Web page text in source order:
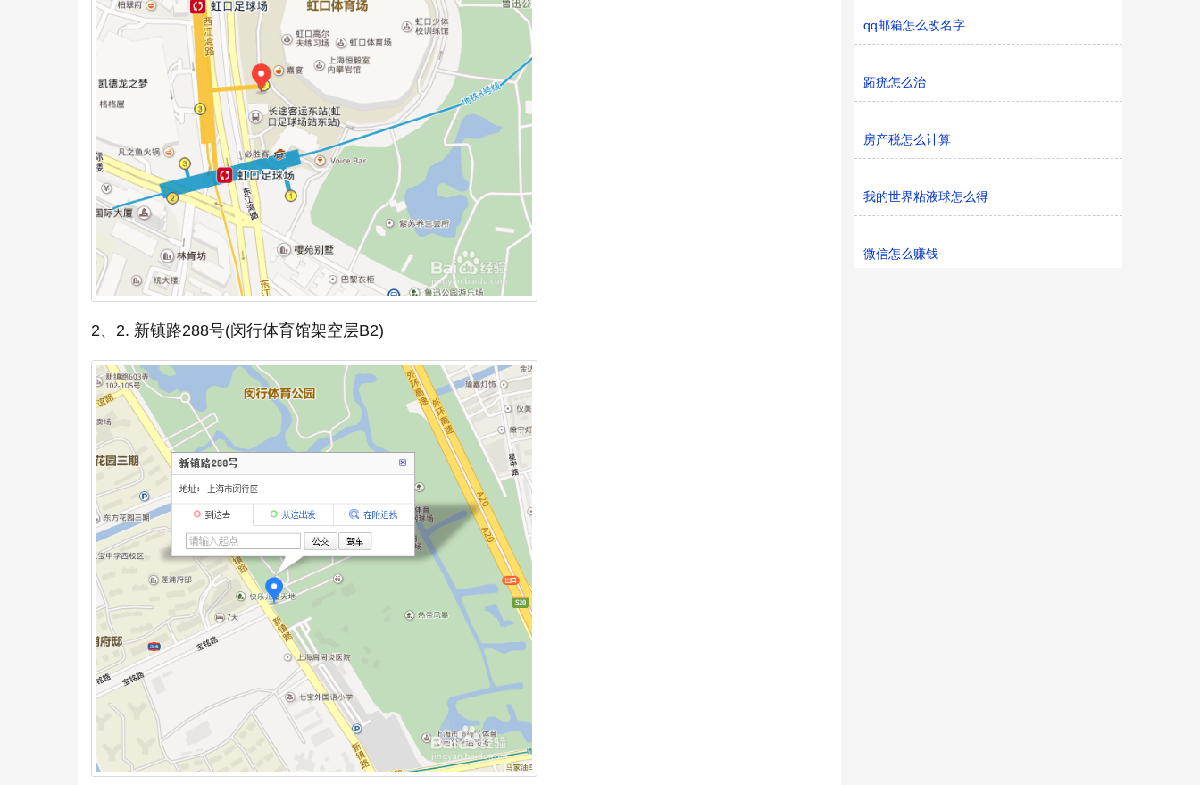
2、2. 新镇路288号(闵行体育馆架空层B2)
qq邮箱怎么改名字
跖疣怎么治
房产税怎么计算
我的世界粘液球怎么得
微信怎么赚钱